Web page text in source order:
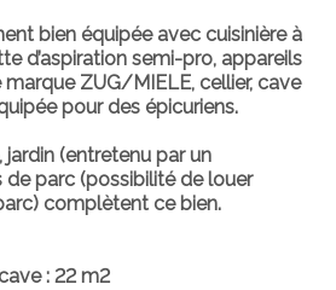
bien équipée avec cuisinière à
d’aspiration semi-pro, appareils
ZUG/MIELE, cellier, cave
pour des épicuriens.
jardin (entretenu par un
parc (possibilité de louer
complètent ce bien.
: 22 m2